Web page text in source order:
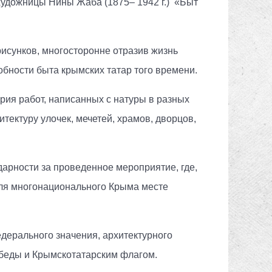
Нины Жаба (1875– 1942 г.) «Быт
многосторонне отразив жизнь
быта крымских татар того времени.
работ, написанных с натуры в разных
улочек, мечетей, храмов, дворцов,
за проведенное мероприятие, где,
многонационального Крыма месте
значения, архитектурного
и Крымскотатарским флагом.